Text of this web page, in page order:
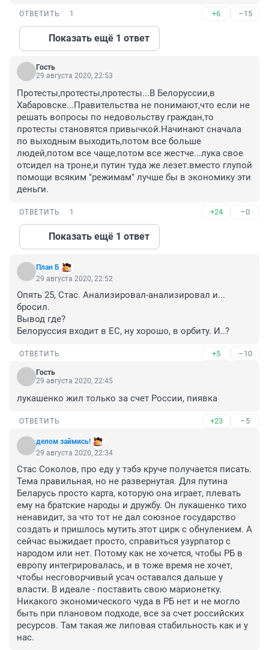
ОТВЕТИТЬ 1 +6 –15
Показать ещё 1 ответ
Гость
29 августа 2020, 22:53
Протесты,протесты,протесты...В Белоруссии,в
Хабаровске...Правительства не понимают,что если не
решать вопросы по недовольству граждан,то
протесты становятся привычкой.Начинают сначала
по выходным выходить,потом все больше
людей,потом все чаще,потом все жестче...лука свое
отсидел на троне,и путин туда же лезет.вместо глупой
помощи всяким "режимам" лучше бы в экономику эти
деньги.
ОТВЕТИТЬ 1 +24 –0
Показать ещё 1 ответ
План Б
29 августа 2020, 22:52
Опять 25, Стас. Анализировал-анализировал и...
бросил.
Вывод где?
Белоруссия входит в ЕС, ну хорошо, в орбиту. И..?
ОТВЕТИТЬ +5 –10
Гость
29 августа 2020, 22:45
лукашенко жил только за счет России, пиявка
ОТВЕТИТЬ +23 –5
делом займись!
29 августа 2020, 22:34
Стас Соколов, про еду у тэбэ круче получается писать.
Тема правильная, но не развернутая. Для путина
Беларусь просто карта, которую она играет, плевать
ему на братские народы и дружбу. Он лукашенко тихо
ненавидит, за что тот не дал союзное государство
создать и пришлось мутить этот цирк с обнулением. А
сейчас выжидает просто, справиться узурпатор с
народом или нет. Потому как не хочется, чтобы РБ в
европу интегрировалась, и в тоже время не хочет,
чтобы несговорчивый усач оставался дальше у
власти. В идеале - поставить свою марионетку.
Никакого экономического чуда в РБ нет и не могло
быть при плановом подходе, все за счет российских
ресурсов. Там такая же липовая стабильность как и у
нас.